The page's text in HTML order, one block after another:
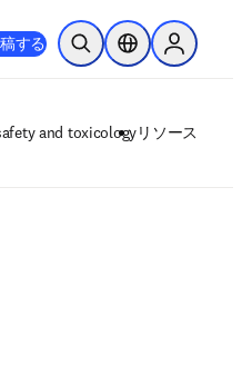
くする 検索を開くロケーションセ
Sign in to
and toxicologyリソース